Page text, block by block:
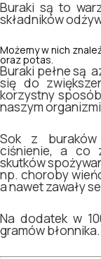
Buraki są to
składników
Możemy w nich
oraz potas.
Buraki pełne są
się do
korzystny
naszym
Sok z buraków
ciśnienie, a co
skutków
np. choroby
a nawet zawały
Na dodatek w
gramów błonnika.